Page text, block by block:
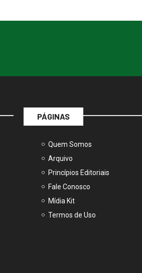
PÁGINAS
Quem Somos
Arquivo
Princípios Editoriais
Fale Conosco
Mídia Kit
Termos de Uso